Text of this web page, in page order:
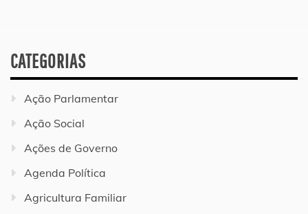
CATEGORIAS
Ação Parlamentar
Ação Social
Ações de Governo
Agenda Política
Agricultura Familiar